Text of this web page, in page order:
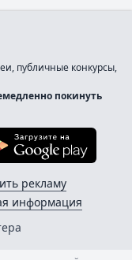
публичные конкурсы,
покинуть
App Store
рекламу
информация